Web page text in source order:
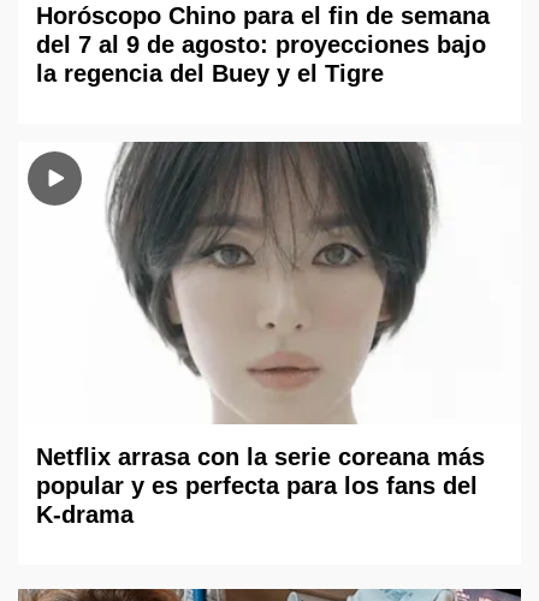
Horóscopo Chino para el fin de semana
del 7 al 9 de agosto: proyecciones bajo
la regencia del Buey y el Tigre
Netflix arrasa con la serie coreana más
popular y es perfecta para los fans del
K-drama